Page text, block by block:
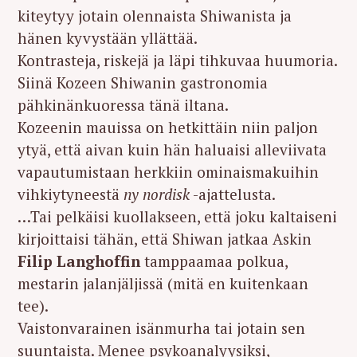
kiteytyy jotain olennaista Shiwanista ja
hänen kyvystään yllättää.
Kontrasteja, riskejä ja läpi tihkuvaa huumoria.
Siinä Kozeen Shiwanin gastronomia
pähkinänkuoressa tänä iltana.
Kozeenin mauissa on hetkittäin niin paljon
ytyä, että aivan kuin hän haluaisi alleviivata
vapautumistaan herkkiin ominaismakuihin
vihkiytyneestä ny nordisk -ajattelusta.
…Tai pelkäisi kuollakseen, että joku kaltaiseni
kirjoittaisi tähän, että Shiwan jatkaa Askin
Filip Langhoffin tamppaamaa polkua,
mestarin jalanjäljissä (mitä en kuitenkaan
tee).
Vaistonvarainen isänmurha tai jotain sen
suuntaista. Menee psykoanalyysiksi,